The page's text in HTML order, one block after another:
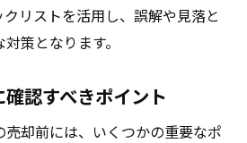
リストを活用し、誤解や見落と
策となります。
認すべきポイント
却前には、いくつかの重要なポ